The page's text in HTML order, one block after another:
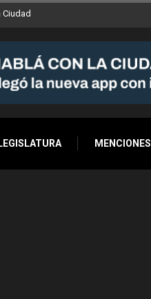
LEGISLATURA MENCIONES